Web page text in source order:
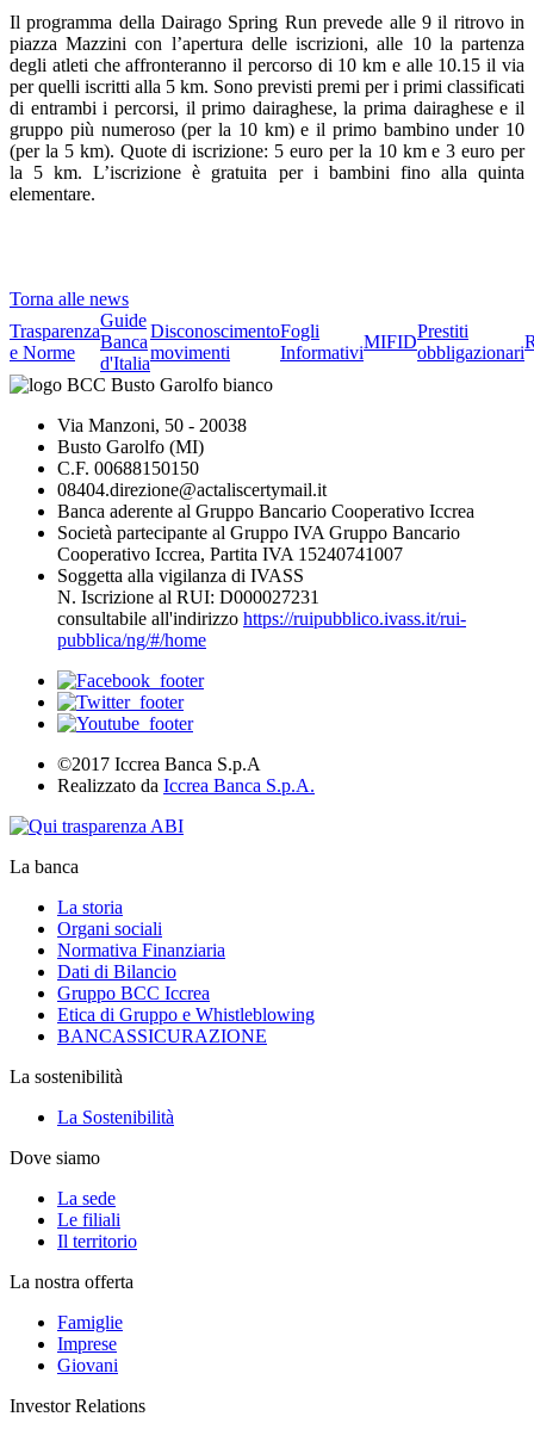
Il programma della Dairago Spring Run prevede alle 9 il ritrovo in
piazza Mazzini con l’apertura delle iscrizioni, alle 10 la partenza
degli atleti che affronteranno il percorso di 10 km e alle 10.15 il via
per quelli iscritti alla 5 km. Sono previsti premi per i primi classificati
di entrambi i percorsi, il primo dairaghese, la prima dairaghese e il
gruppo più numeroso (per la 10 km) e il primo bambino under 10
(per la 5 km). Quote di iscrizione: 5 euro per la 10 km e 3 euro per
la 5 km. L’iscrizione è gratuita per i bambini fino alla quinta
elementare.
Torna alle news
Trasparenza
e Norme
Guide
Banca
d'Italia
Disconoscimento
movimenti
Fogli
Informativi
MIFID
Prestiti
obbligazionari
Via Manzoni, 50 - 20038
Busto Garolfo (MI)
C.F. 00688150150
08404.direzione@actaliscertymail.it
Banca aderente al Gruppo Bancario Cooperativo Iccrea
Società partecipante al Gruppo IVA Gruppo Bancario
Cooperativo Iccrea, Partita IVA 15240741007
Soggetta alla vigilanza di IVASS
N. Iscrizione al RUI: D000027231
consultabile all'indirizzo https://ruipubblico.ivass.it/rui-
pubblica/ng/#/home
©2017 Iccrea Banca S.p.A
Realizzato da Iccrea Banca S.p.A.
La banca
La storia
Organi sociali
Normativa Finanziaria
Dati di Bilancio
Gruppo BCC Iccrea
Etica di Gruppo e Whistleblowing
BANCASSICURAZIONE
La sostenibilità
La Sostenibilità
Dove siamo
La sede
Le filiali
Il territorio
La nostra offerta
Famiglie
Imprese
Giovani
Investor Relations